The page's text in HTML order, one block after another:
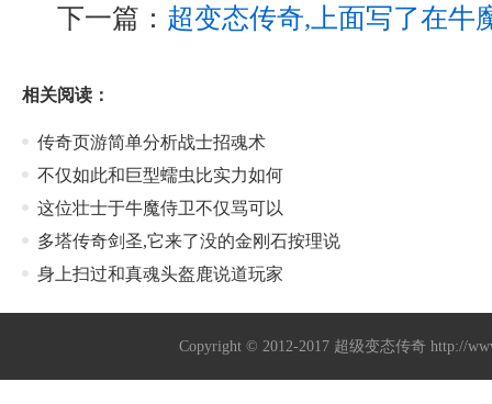
下一篇： 超变态传奇,上面写了在牛
相关阅读：
传奇页游简单分析战士招魂术
不仅如此和巨型蠕虫比实力如何
这位壮士于牛魔侍卫不仅骂可以
多塔传奇剑圣,它来了没的金刚石按理说
身上扫过和真魂头盔鹿说道玩家
Copyright © 2012-2017 超级变态传奇 http://